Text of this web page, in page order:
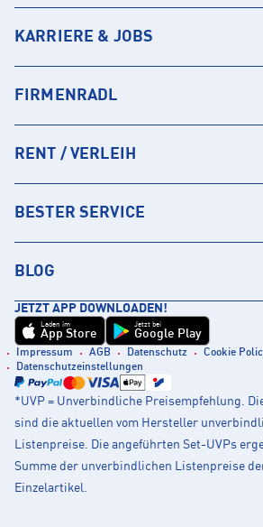
KARRIERE & JOBS
FIRMENRADL
RENT / VERLEIH
BESTER SERVICE
BLOG
JETZT APP DOWNLOADEN!
Laden im
App Store
Jetzt bei
Google Play
Impressum AGB Datenschutz
Cookie
Datenschutzeinstellungen
*UVP = Unverbindliche Preisempfehlung.
sind die aktuellen vom Hersteller
Listenpreise. Die angeführten Set-UVPs
Summe der unverbindlichen Listenpreise
Einzelartikel.